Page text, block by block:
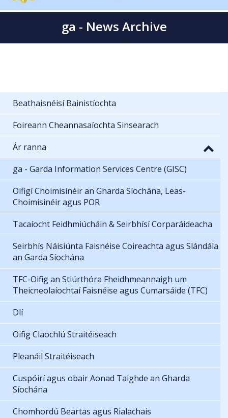
ga - News Archive
Beathaisnéisí Bainistíochta
Foireann Cheannasaíochta Sinsearach
Ár ranna
ga - Garda Information Services Centre (GISC)
Oifigí Choimisinéir an Gharda Síochána, Leas-
Choimisinéir agus POR
Tacaíocht Feidhmiúcháin & Seirbhísí Corparáideacha
Seirbhís Náisiúnta Faisnéise Coireachta agus Slándála
an Garda Síochána
TFC-Oifig an Stiúrthóra Fheidhmeannaigh um
Theicneolaíochtaí Faisnéise agus Cumarsáide (TFC)
Dlí
Oifig Claochlú Straitéiseach
Pleanáil Straitéiseach
Cuspóirí agus obair Aonad Taighde an Gharda
Síochána
Chomhordú Beartas agus Rialachais